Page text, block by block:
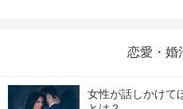
恋愛・婚
女性が話しかけて